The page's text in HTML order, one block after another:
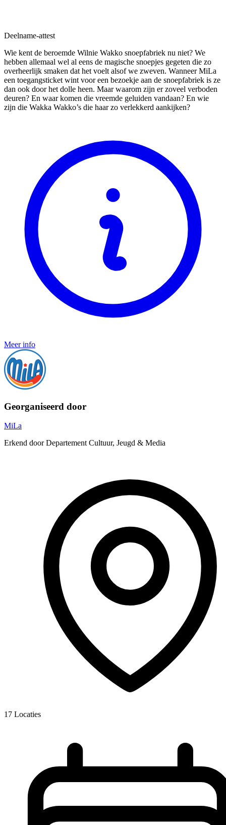
Deelname-attest
Wie kent de beroemde Wilnie Wakko snoepfabriek nu niet? We
hebben allemaal wel al eens de magische snoepjes gegeten die zo
overheerlijk smaken dat het voelt alsof we zweven. Wanneer MiLa
een toegangsticket wint voor een bezoekje aan de snoepfabriek is ze
dan ook door het dolle heen. Maar waarom zijn er zoveel verboden
deuren? En waar komen die vreemde geluiden vandaan? En wie
zijn die Wakka Wakko’s die haar zo verlekkerd aankijken?
Meer info
Georganiseerd door
MiLa
Erkend door Departement Cultuur, Jeugd & Media
17 Locaties